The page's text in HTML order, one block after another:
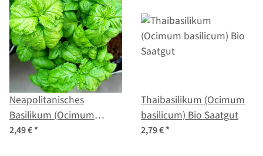
Neapolitanisches
Basilikum (Ocimum
basilicum) Samen
2,49 €*
Thaibasilikum (Ocimum
basilicum) Bio Saatgut
2,79 €*